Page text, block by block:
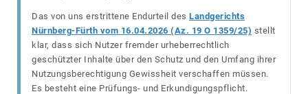
Das von uns erstrittene Endurteil des Landgerichts
Nürnberg-Fürth vom 16.04.2026 (Az. 19 O 1359/25) stellt
klar, dass sich Nutzer fremder urheberrechtlich
geschützter Inhalte über den Schutz und den Umfang ihrer
Nutzungsberechtigung Gewissheit verschaffen müssen.
Es besteht eine Prüfungs- und Erkundigungspflicht.